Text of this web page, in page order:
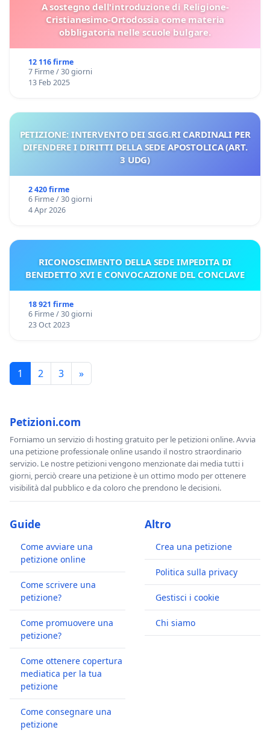
A sostegno dell'introduzione di Religione-
Cristianesimo-Ortodossia come materia
obbligatoria nelle scuole bulgare.
12 116 firme
7 Firme / 30 giorni
13 Feb 2025
PETIZIONE: INTERVENTO DEI SIGG.RI CARDINALI PER
DIFENDERE I DIRITTI DELLA SEDE APOSTOLICA (ART.
3 UDG)
2 420 firme
6 Firme / 30 giorni
4 Apr 2026
RICONOSCIMENTO DELLA SEDE IMPEDITA DI
BENEDETTO XVI E CONVOCAZIONE DEL CONCLAVE
18 921 firme
6 Firme / 30 giorni
23 Oct 2023
1 2 3 »
Petizioni.com
Forniamo un servizio di hosting gratuito per le petizioni online. Avvia
una petizione professionale online usando il nostro straordinario
servizio. Le nostre petizioni vengono menzionate dai media tutti i
giorni, perciò creare una petizione è un ottimo modo per ottenere
visibilità dal pubblico e da coloro che prendono le decisioni.
Guide
Come avviare una
petizione online
Come scrivere una
petizione?
Come promuovere una
petizione?
Come ottenere copertura
mediatica per la tua
petizione
Come consegnare una
petizione
Altro
Crea una petizione
Politica sulla privacy
Gestisci i cookie
Chi siamo